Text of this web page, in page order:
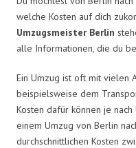
welche Kosten auf dich
Umzugsmeister Berlin
alle Informationen, die du
Ein Umzug ist oft mit vielen
beispielsweise dem
Kosten dafür können je
einem Umzug von Berlin
durchschnittlichen Kosten